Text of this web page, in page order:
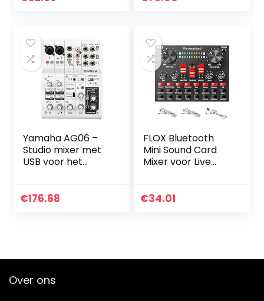
Yamaha AG06 –
Studio mixer met
USB voor het
audio, in het wit
€176.68
FLOX Bluetooth
Mini Sound Card
Mixer voor Live
Card met
€34.01
Over ons